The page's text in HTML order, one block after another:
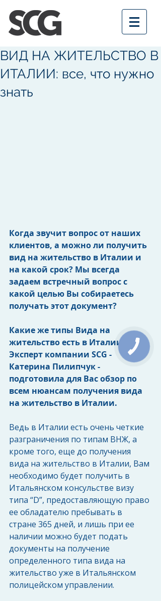
ВИД НА ЖИТЕЛЬСТВО В
ИТАЛИИ: все, что нужно
знать
Когда звучит вопрос от наших
клиентов, а можно ли получить
вид на жительство в Италии и
на какой срок? Мы всегда
задаем встречный вопрос с
какой целью Вы собираетесь
получать этот документ?
Какие же типы Вида на
жительство есть в Италии?
Эксперт компании SCG -
Катерина Пилипчук -
подготовила для Вас обзор по
всем нюансам получения вида
на жительство в Италии.
Ведь в Италии есть очень четкие
разграничения по типам ВНЖ, а
кроме того, еще до получения
вида на жительство в Италии, Вам
необходимо будет получить в
Итальянском консульстве визу
типа “D”, предоставляющую право
ее обладателю пребывать в
стране 365 дней, и лишь при ее
наличии можно будет подать
документы на получение
определенного типа вида на
жительство уже в Итальянском
полицейском управлении.